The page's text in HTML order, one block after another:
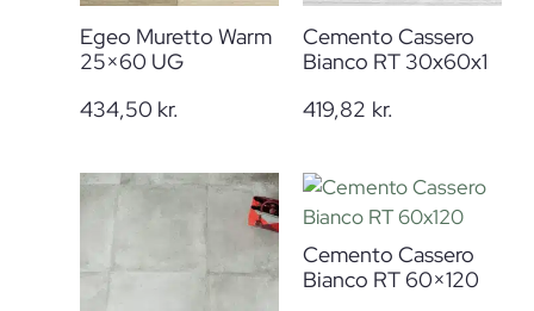
Egeo Muretto Warm
25×60 UG
434,50 kr.
Cemento Cassero
Bianco RT 30x60x1
419,82 kr.
Cemento Cassero
Bianco RT 60×120